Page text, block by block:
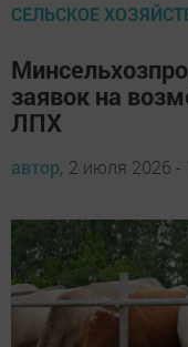
СЕЛЬСКОЕ
заявок на
ЛПХ
автор, 2 июля 2026 -